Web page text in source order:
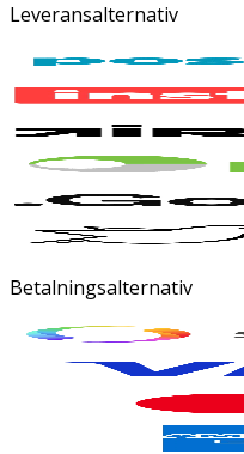
Leveransalternativ
Betalningsalternativ